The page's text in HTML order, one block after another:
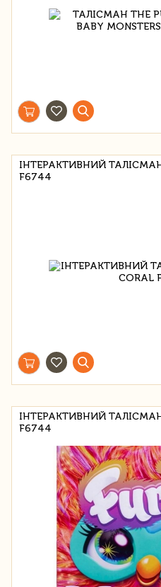
ІНТЕРАКТИВНИЙ ТАЛІСМАН
F6744
ІНТЕРАКТИВНИЙ ТАЛІСМАН
F6744